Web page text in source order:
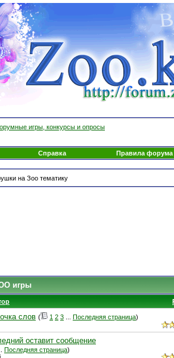
игры, конкурсы и опросы
Справка Правила форума
на Зоо тематику
игры
слов ( 1 2 3 Последняя страница)
оставит сообщение
Последняя страница)